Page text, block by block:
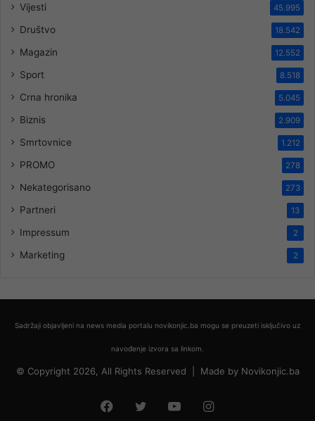
Vijesti 45.995
Društvo 18.542
Magazin 12.552
Sport 8.518
Crna hronika 5.045
Biznis 2.909
Smrtovnice 1.212
PROMO 278
Nekategorisano 273
Partneri 13
Impressum 2
Marketing 2
Sadržaji objavljeni na news media portalu novikonjic.ba mogu se preuzeti isključivo uz
navođenje izvora sa linkom.
© Copyright 2026, All Rights Reserved | Made by Novikonjic.ba
Facebook
Twitter YouTubeInstagram